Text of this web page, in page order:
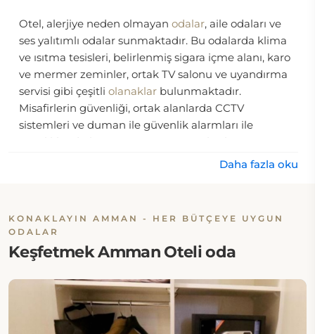
Otel, alerjiye neden olmayan odalar, aile odaları ve
ses yalıtımlı odalar sunmaktadır. Bu odalarda klima
ve ısıtma tesisleri, belirlenmiş sigara içme alanı, karo
ve mermer zeminler, ortak TV salonu ve uyandırma
servisi gibi çeşitli olanaklar bulunmaktadır.
Misafirlerin güvenliği, ortak alanlarda CCTV
sistemleri ve duman ile güvenlik alarmları ile
Beirut Hotel 1 Amman, Ürdün'ün Amman kentinde
Al Hashimi'deki Downtown Binası no 29'da yer
almaktadır.
Yiyecek & İçecek:
Beirut Hotel 1 Amman'da yerinde restoran
Daha fazla oku
KONAKLAYIN AMMAN - HER BÜTÇEYE UYGUN
ODALAR
Keşfetmek Amman Oteli oda